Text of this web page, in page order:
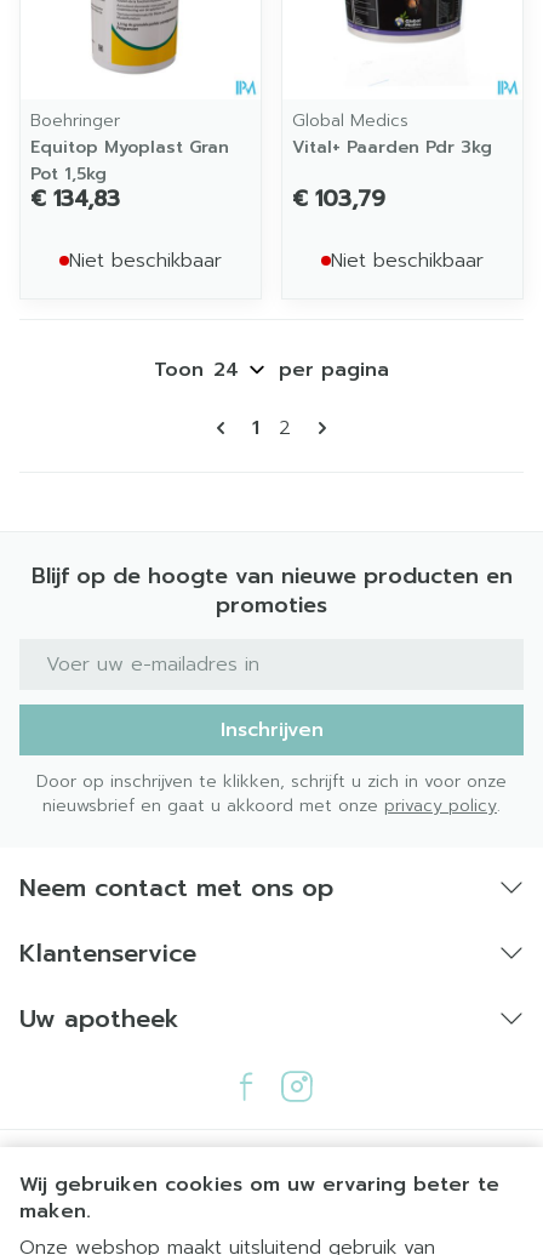
Wij gebruiken cookies om uw ervaring beter te
maken.
Onze webshop maakt uitsluitend gebruik van
Boehringer
Equitop Myoplast Gran
Pot 1,5kg
€ 134,83
Niet beschikbaar
Global Medics
Vital+ Paarden Pdr 3kg
€ 103,79
Niet beschikbaar
Pagina's
U lees momenteel pagina
1 Pagina
2
Toon per pagina
Blijf op de hoogte van nieuwe producten en
promoties
E-mail adres
Inschrijven
Door op inschrijven te klikken, schrijft u zich in voor onze
nieuwsbrief en gaat u akkoord met onze privacy policy.
Neem contact met ons op
Klantenservice
Uw apotheek